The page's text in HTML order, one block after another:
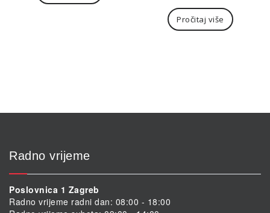
Pročitaj više
Radno vrijeme
Poslovnica 1 Zagreb
Radno vrijeme radni dan: 08:00 - 18:00